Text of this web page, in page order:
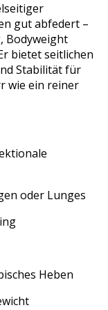
gut abfedert –
Bodyweight
bietet seitlichen
Stabilität für
wie ein reiner
oder Lunges
Heben